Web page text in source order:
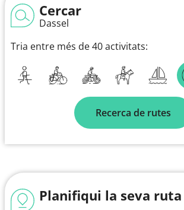
Cercar
Dassel
Tria entre més de 40 activitats:
Recerca de rutes
Planifiqui la seva ruta